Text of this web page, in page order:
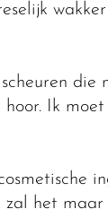
die
Ik
zal het maar